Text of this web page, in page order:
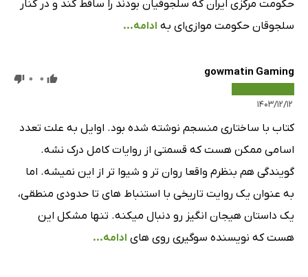
حکومت مرکزی ایران که سلجوقیان بودند را ساقط کند و در کنار
سلجوقان حکومت موازی‌ای به ادامه...
gowmatin Gaming
۱۴۰۳/۱۲/۱۲
0
0
کتاب با ساختاری منسجم نوشته شده بود. اوایل به علت تعدد
اسامی ممکن هست که قسمتی از روایات کامل درک نشه.
گویندگی هم بنظرم واقعا روان تر و شیوا تر از این نمیشه. اما
به عنوان یک روایت تاریخی با استنباط های تا حدودی منطقی،
یک داستان هیجان انگیز رو دنبال میکنه. تنها مشکل این
هست که نویسنده سوگیری روی های ادامه...